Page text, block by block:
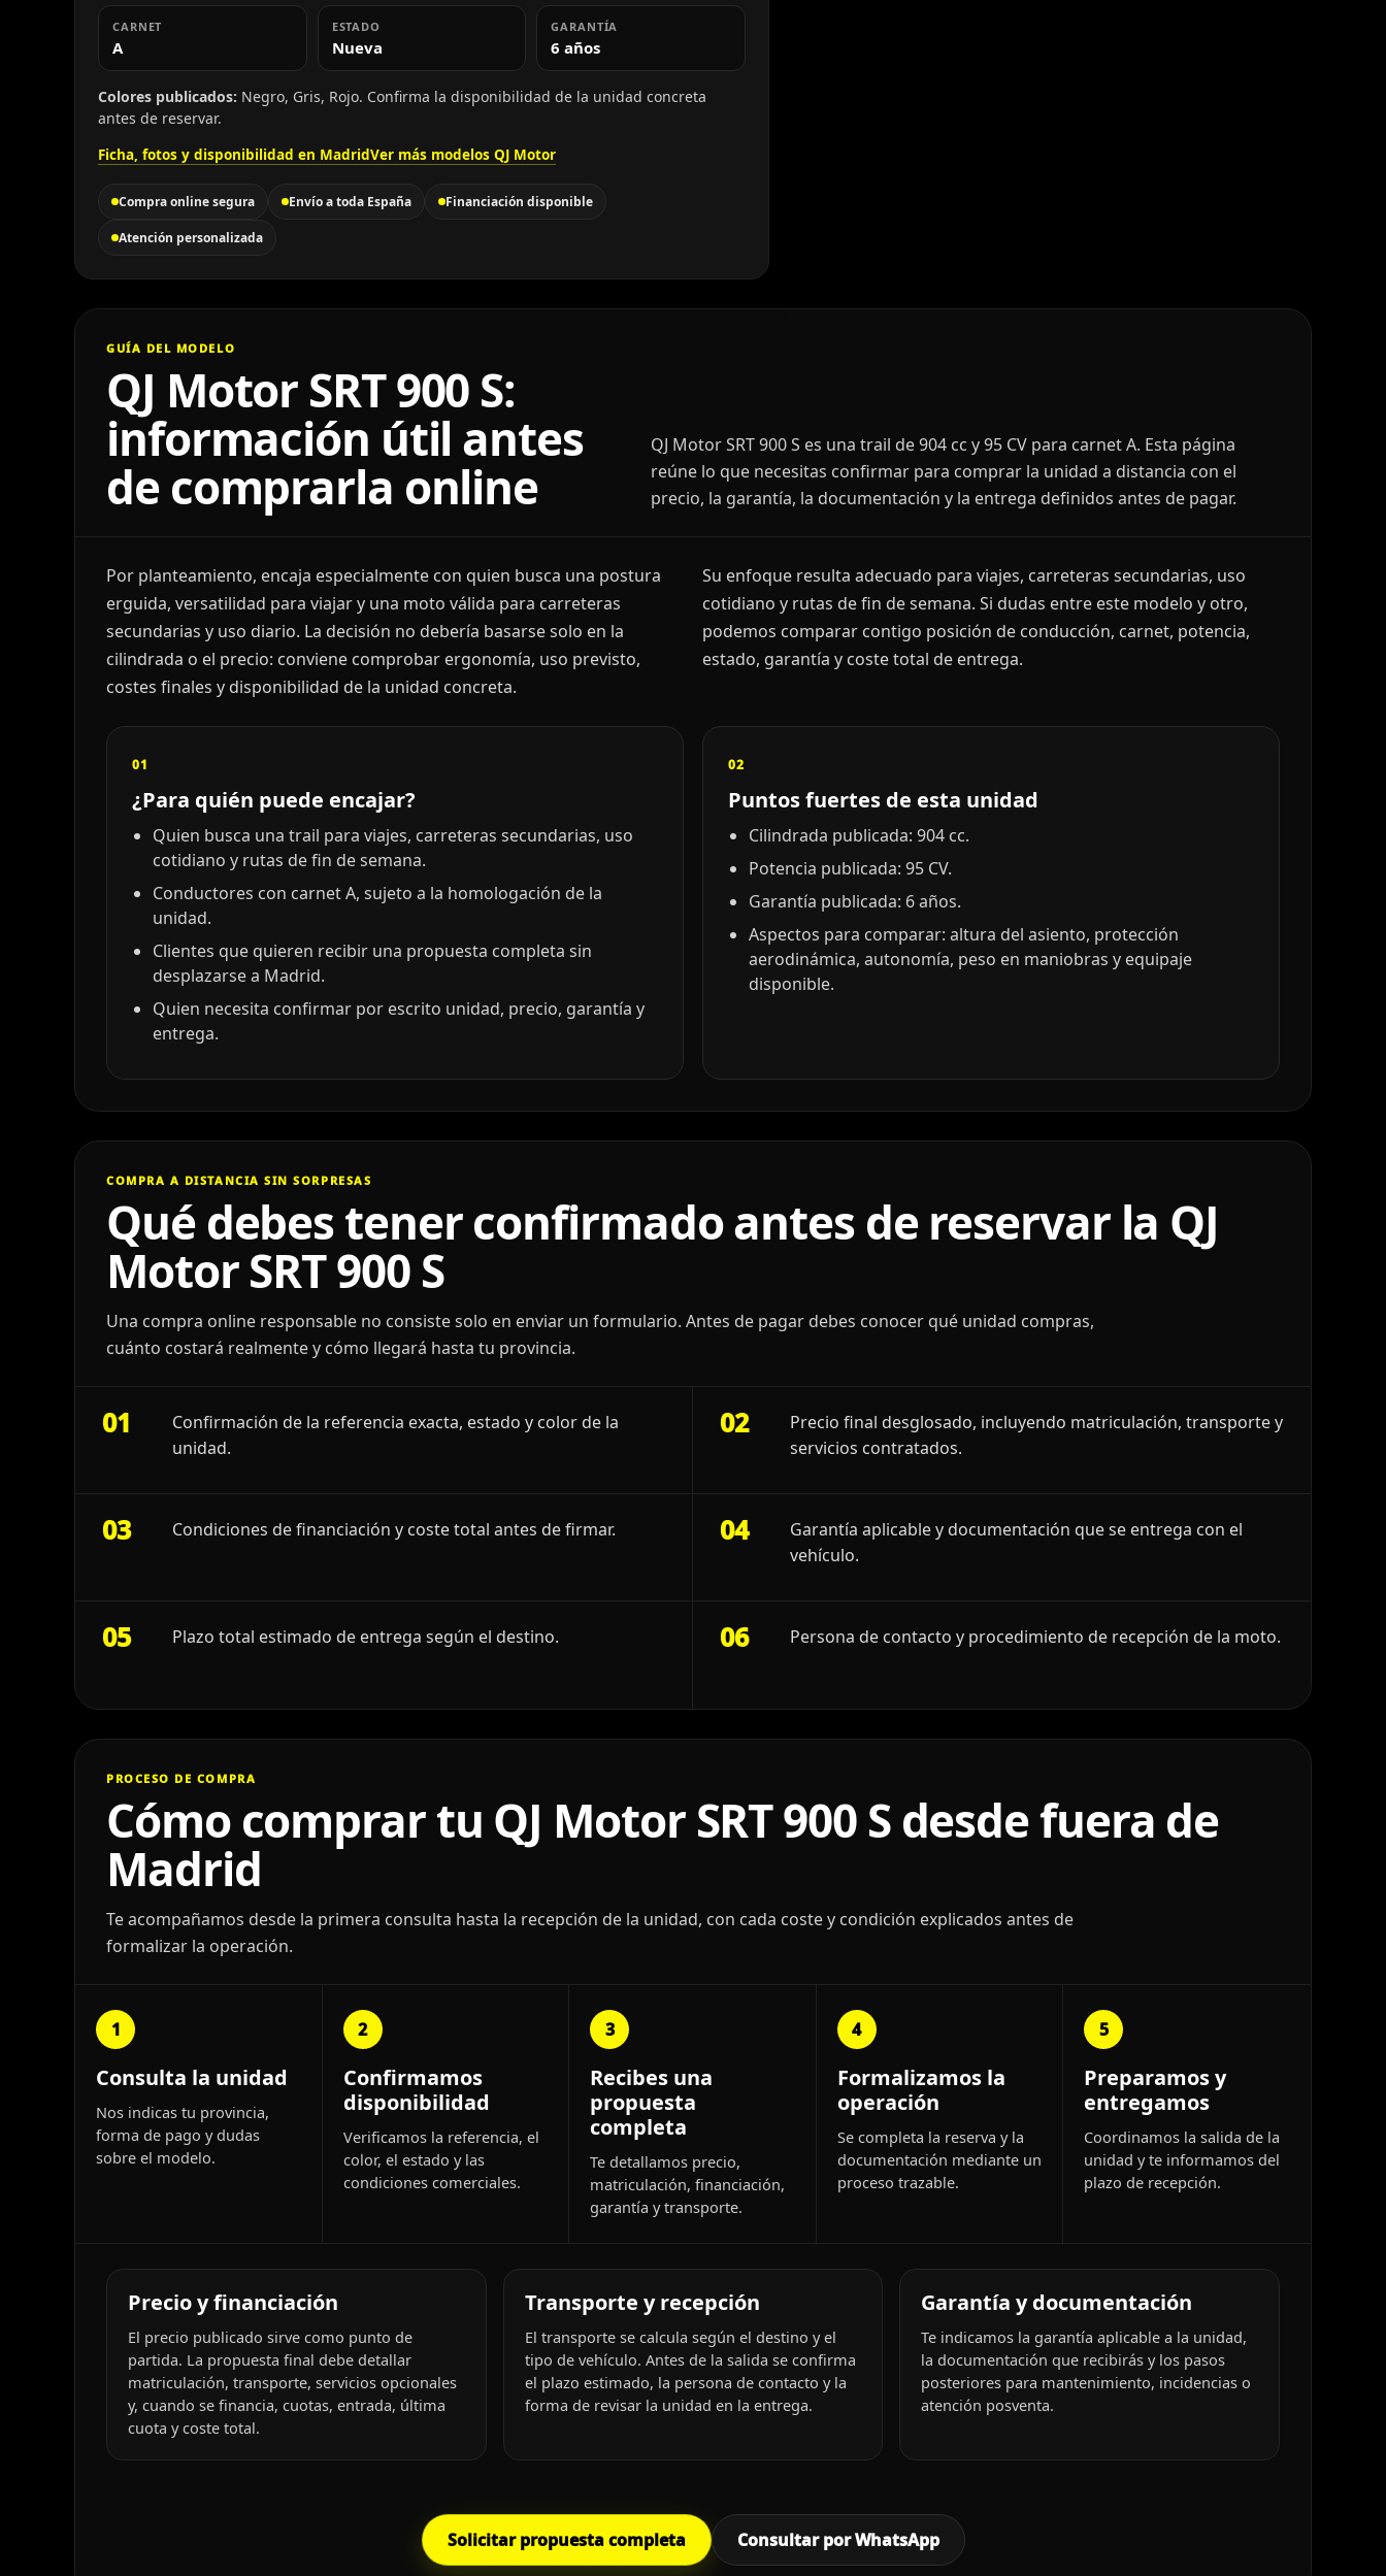
CARNET
A
ESTADO
Nueva
GARANTÍA
6 años
Colores publicados: Negro, Gris, Rojo. Confirma la disponibilidad de la unidad concreta
antes de reservar.
Ficha, fotos y disponibilidad en MadridVer más modelos QJ Motor
Compra online segura Envío a toda España Financiación disponible
Atención personalizada
GUÍA DEL MODELO
QJ Motor SRT 900 S:
información útil antes
de comprarla online
QJ Motor SRT 900 S es una trail de 904 cc y 95 CV para carnet A. Esta página
reúne lo que necesitas confirmar para comprar la unidad a distancia con el
precio, la garantía, la documentación y la entrega definidos antes de pagar.
Por planteamiento, encaja especialmente con quien busca una postura
erguida, versatilidad para viajar y una moto válida para carreteras
secundarias y uso diario. La decisión no debería basarse solo en la
cilindrada o el precio: conviene comprobar ergonomía, uso previsto,
costes finales y disponibilidad de la unidad concreta.
Su enfoque resulta adecuado para viajes, carreteras secundarias, uso
cotidiano y rutas de fin de semana. Si dudas entre este modelo y otro,
podemos comparar contigo posición de conducción, carnet, potencia,
estado, garantía y coste total de entrega.
01
¿Para quién puede encajar?
Quien busca una trail para viajes, carreteras secundarias, uso
cotidiano y rutas de fin de semana.
Conductores con carnet A, sujeto a la homologación de la
unidad.
Clientes que quieren recibir una propuesta completa sin
desplazarse a Madrid.
Quien necesita confirmar por escrito unidad, precio, garantía y
entrega.
02
Puntos fuertes de esta unidad
Cilindrada publicada: 904 cc.
Potencia publicada: 95 CV.
Garantía publicada: 6 años.
Aspectos para comparar: altura del asiento, protección
aerodinámica, autonomía, peso en maniobras y equipaje
disponible.
COMPRA A DISTANCIA SIN SORPRESAS
Qué debes tener confirmado antes de reservar la QJ
Motor SRT 900 S
Una compra online responsable no consiste solo en enviar un formulario. Antes de pagar debes conocer qué unidad compras,
cuánto costará realmente y cómo llegará hasta tu provincia.
01
Confirmación de la referencia exacta, estado y color de la
unidad.
02
Precio final desglosado, incluyendo matriculación, transporte y
servicios contratados.
03 Condiciones de financiación y coste total antes de firmar. 04
Garantía aplicable y documentación que se entrega con el
vehículo.
05 Plazo total estimado de entrega según el destino. 06 Persona de contacto y procedimiento de recepción de la moto.
PROCESO DE COMPRA
Cómo comprar tu QJ Motor SRT 900 S desde fuera de
Madrid
Te acompañamos desde la primera consulta hasta la recepción de la unidad, con cada coste y condición explicados antes de
formalizar la operación.
1
Consulta la unidad
Nos indicas tu provincia,
forma de pago y dudas
sobre el modelo.
2
Confirmamos
disponibilidad
Verificamos la referencia, el
color, el estado y las
condiciones comerciales.
3
Recibes una
propuesta
completa
Te detallamos precio,
matriculación, financiación,
garantía y transporte.
4
Formalizamos la
operación
Se completa la reserva y la
documentación mediante un
proceso trazable.
5
Preparamos y
entregamos
Coordinamos la salida de la
unidad y te informamos del
plazo de recepción.
Precio y financiación
El precio publicado sirve como punto de
partida. La propuesta final debe detallar
matriculación, transporte, servicios opcionales
y, cuando se financia, cuotas, entrada, última
cuota y coste total.
Transporte y recepción
El transporte se calcula según el destino y el
tipo de vehículo. Antes de la salida se confirma
el plazo estimado, la persona de contacto y la
forma de revisar la unidad en la entrega.
Garantía y documentación
Te indicamos la garantía aplicable a la unidad,
la documentación que recibirás y los pasos
posteriores para mantenimiento, incidencias o
atención posventa.
Solicitar propuesta completa Consultar por WhatsApp